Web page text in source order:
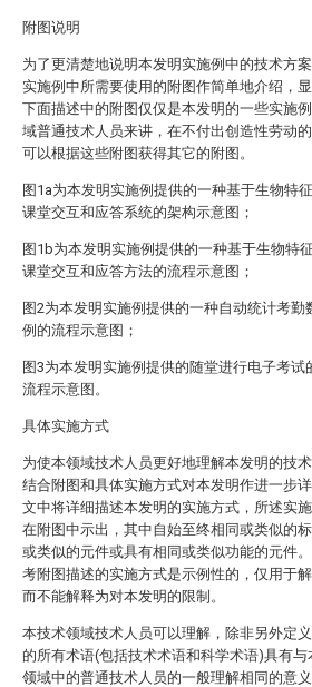
附图说明
为了更清楚地说明本发明实施例中的技术方
实施例中所需要使用的附图作简单地介绍，显
下面描述中的附图仅仅是本发明的一些实施
域普通技术人员来讲，在不付出创造性劳动
可以根据这些附图获得其它的附图。
图1a为本发明实施例提供的一种基于生物特
课堂交互和应答系统的架构示意图；
图1b为本发明实施例提供的一种基于生物特
课堂交互和应答方法的流程示意图；
图2为本发明实施例提供的一种自动统计考勤
例的流程示意图；
图3为本发明实施例提供的随堂进行电子考试
流程示意图。
具体实施方式
为使本领域技术人员更好地理解本发明的技
结合附图和具体实施方式对本发明作进一步
文中将详细描述本发明的实施方式，所述实
在附图中示出，其中自始至终相同或类似的
或类似的元件或具有相同或类似功能的元件
考附图描述的实施方式是示例性的，仅用于解
而不能解释为对本发明的限制。
本技术领域技术人员可以理解，除非另外定
的所有术语(包括技术术语和科学术语)具有与
领域中的普通技术人员的一般理解相同的意